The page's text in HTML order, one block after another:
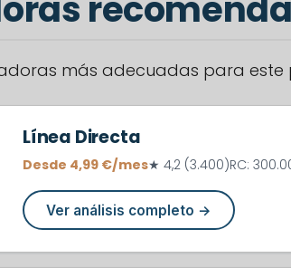
más adecuadas para
Línea Directa
Desde 4,99 €/mes★ 4,2 (3.400)RC:
Ver análisis completo →